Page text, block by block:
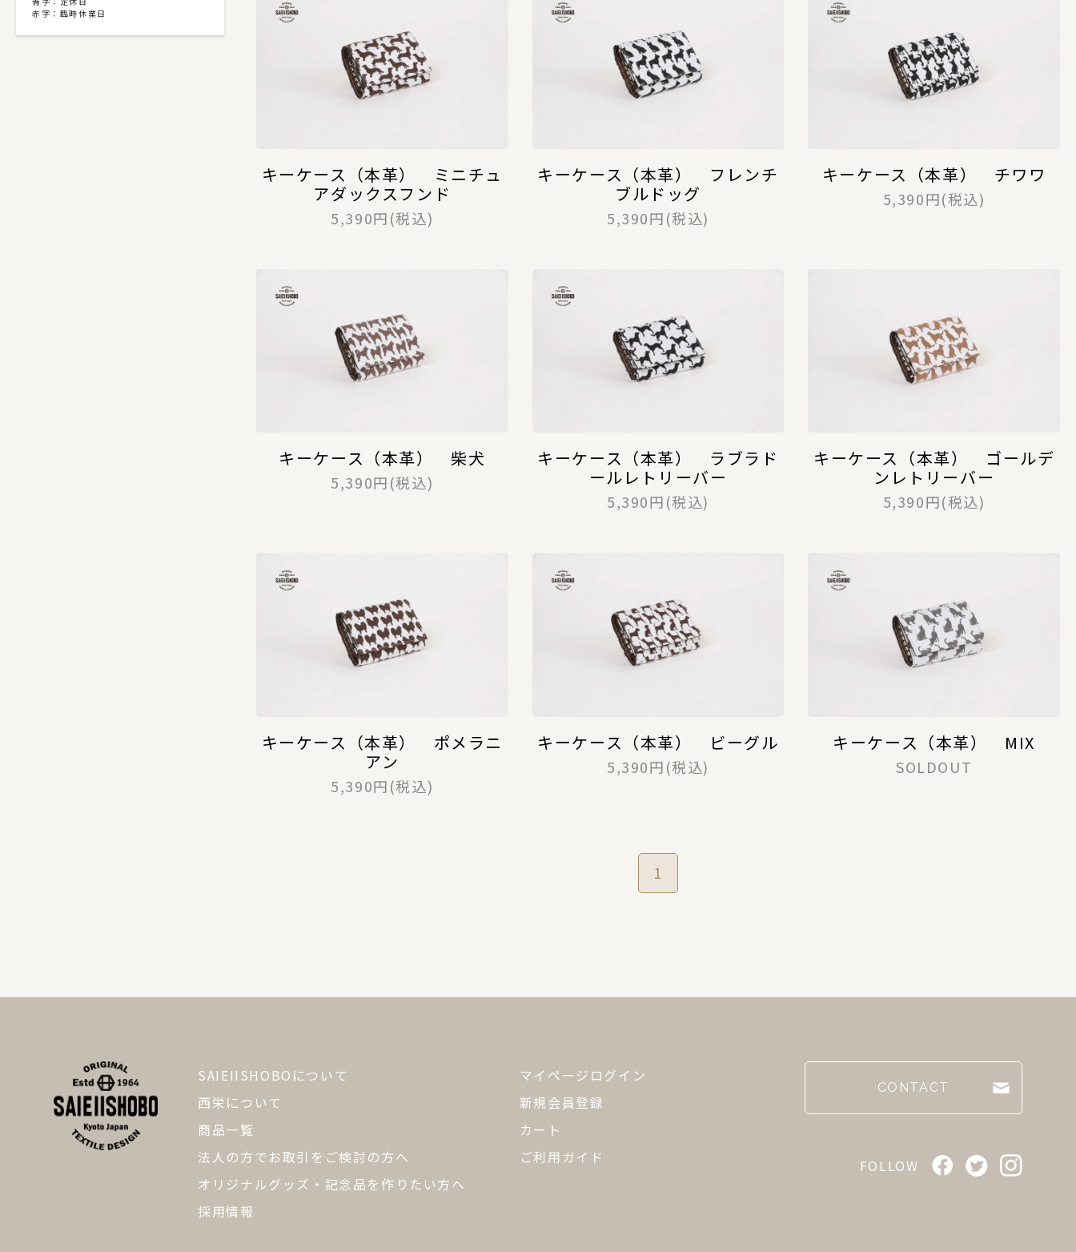
赤字：臨時休業日
キーケース（本革） ミニチュ
アダックスフンド
5,390円(税込)
キーケース（本革） フレンチ
ブルドッグ
5,390円(税込)
キーケース（本革） チワワ
5,390円(税込)
キーケース（本革） 柴犬
5,390円(税込)
キーケース（本革） ラブラド
ールレトリーバー
5,390円(税込)
キーケース（本革） ゴールデ
ンレトリーバー
5,390円(税込)
キーケース（本革） ポメラニ
アン
5,390円(税込)
キーケース（本革） ビーグル
5,390円(税込)
キーケース（本革） MIX
SOLDOUT
1
SAIEIISHOBOについて
西栄について
商品一覧
法人の方でお取引をご検討の方へ
オリジナルグッズ・記念品を作りたい方へ
採用情報
マイページログイン
新規会員登録
カート
ご利用ガイド
CONTACT
FOLLOW